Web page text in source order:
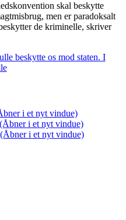
skal beskytte
men er paradoksalt
de kriminelle, skriver
beskytte os mod staten. I
i et nyt vindue)
i et nyt vindue)
i et nyt vindue)